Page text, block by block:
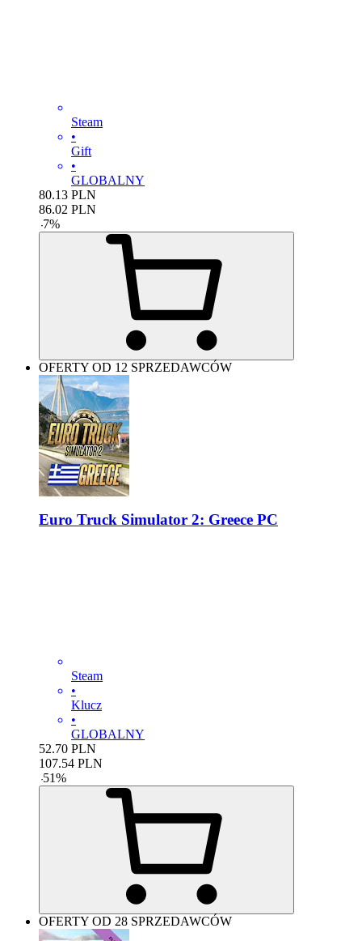
Steam
•
Gift
•
GLOBALNY
80.13 PLN
86.02 PLN
-7%
OFERTY OD 12 SPRZEDAWCÓW
Euro Truck Simulator 2: Greece PC
Steam
•
Klucz
•
GLOBALNY
52.70 PLN
107.54 PLN
-51%
OFERTY OD 28 SPRZEDAWCÓW